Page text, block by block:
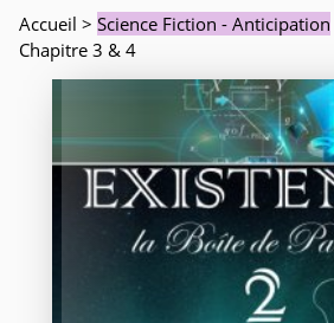
Accueil > Science Fiction - Anticipation
Chapitre 3 & 4